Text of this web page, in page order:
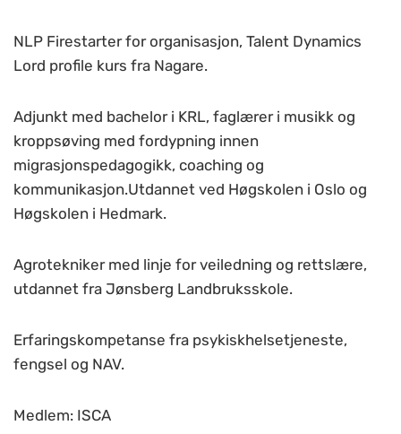
NLP Firestarter for organisasjon, Talent Dynamics
Lord profile kurs fra Nagare.
Adjunkt med bachelor i KRL, faglærer i musikk og
kroppsøving med fordypning innen
migrasjonspedagogikk, coaching og
kommunikasjon.Utdannet ved Høgskolen i Oslo og
Høgskolen i Hedmark.
Agrotekniker med linje for veiledning og rettslære,
utdannet fra Jønsberg Landbruksskole.
Erfaringskompetanse fra psykiskhelsetjeneste,
fengsel og NAV.
Medlem: ISCA